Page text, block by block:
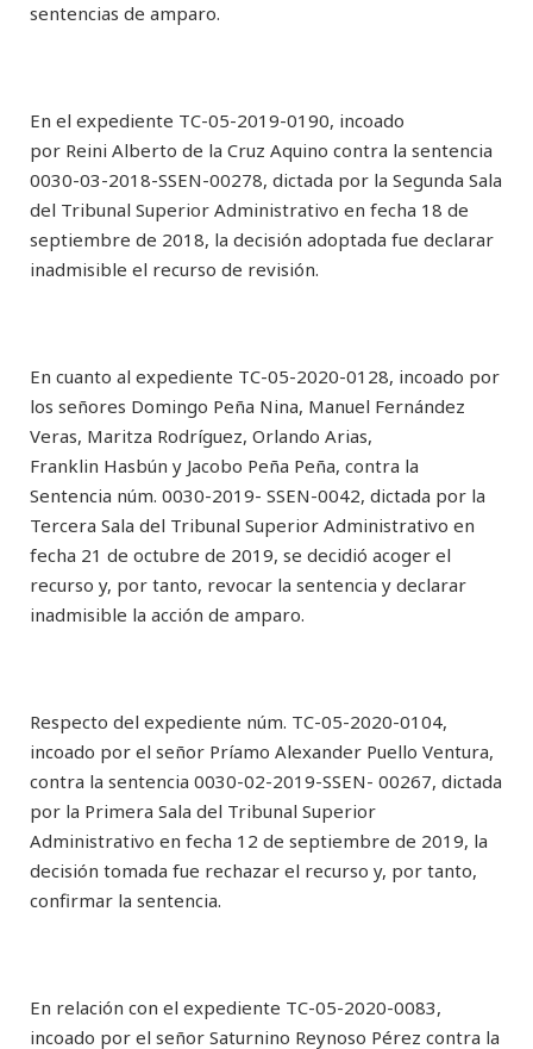
sentencias de amparo.
En el expediente TC-05-2019-0190, incoado
por Reini Alberto de la Cruz Aquino contra la sentencia
0030-03-2018-SSEN-00278, dictada por la Segunda Sala
del Tribunal Superior Administrativo en fecha 18 de
septiembre de 2018, la decisión adoptada fue declarar
inadmisible el recurso de revisión.
En cuanto al expediente TC-05-2020-0128, incoado por
los señores Domingo Peña Nina, Manuel Fernández
Veras, Maritza Rodríguez, Orlando Arias,
Franklin Hasbún y Jacobo Peña Peña, contra la
Sentencia núm. 0030-2019- SSEN-0042, dictada por la
Tercera Sala del Tribunal Superior Administrativo en
fecha 21 de octubre de 2019, se decidió acoger el
recurso y, por tanto, revocar la sentencia y declarar
inadmisible la acción de amparo.
Respecto del expediente núm. TC-05-2020-0104,
incoado por el señor Príamo Alexander Puello Ventura,
contra la sentencia 0030-02-2019-SSEN- 00267, dictada
por la Primera Sala del Tribunal Superior
Administrativo en fecha 12 de septiembre de 2019, la
decisión tomada fue rechazar el recurso y, por tanto,
confirmar la sentencia.
En relación con el expediente TC-05-2020-0083,
incoado por el señor Saturnino Reynoso Pérez contra la